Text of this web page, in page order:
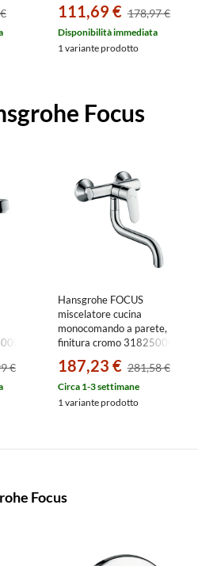
111,69 € 178,97 €
Disponibilità immediata
1 variante prodotto
Focus
€
Hansgrohe FOCUS
miscelatore cucina
monocomando a parete,
finitura cromo 31825000
187,23 € 281,58 €
Circa 1-3 settimane
1 variante prodotto
Focus